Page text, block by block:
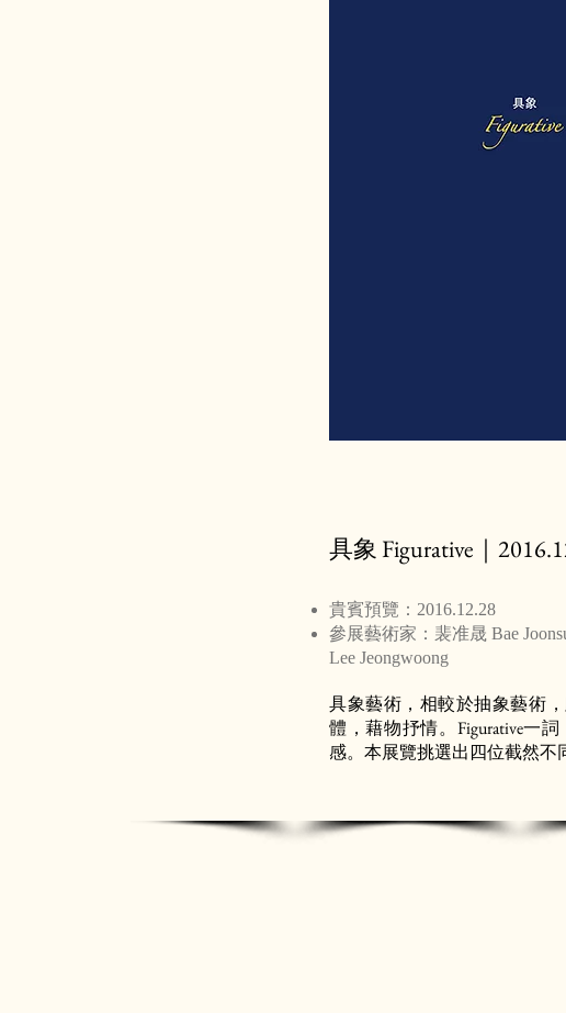
具象 Figurative｜
​貴賓預覽：2016.12.28
參展藝術家：裴准晟 Bae
Lee Jeongwoong
具象藝術，相較於抽象藝術
體，藉物抒情。Figurative一
感。本展覽挑選出四位截然不